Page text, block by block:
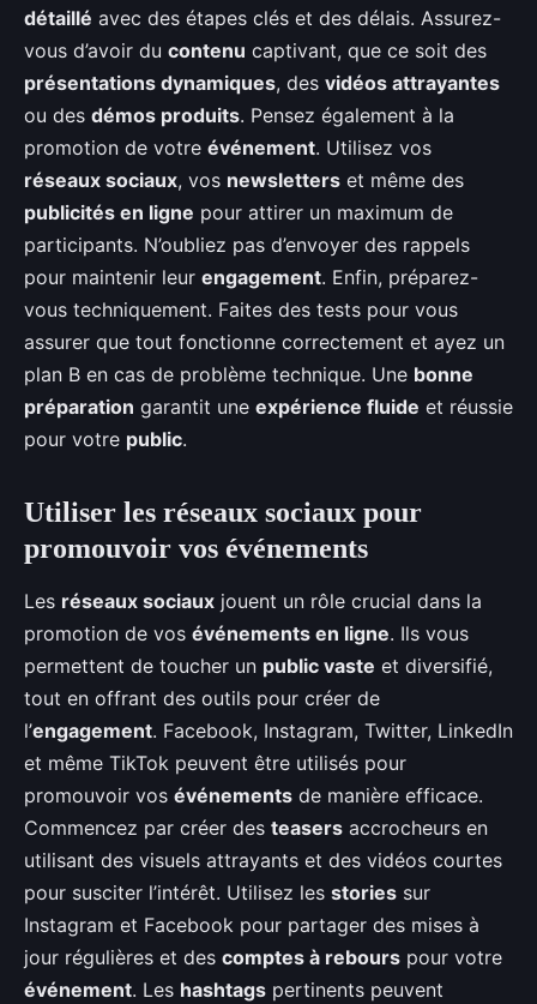
détaillé avec des étapes clés et des délais. Assurez-
vous d’avoir du contenu captivant, que ce soit des
présentations dynamiques, des vidéos attrayantes
ou des démos produits. Pensez également à la
promotion de votre événement. Utilisez vos
réseaux sociaux, vos newsletters et même des
publicités en ligne pour attirer un maximum de
participants. N’oubliez pas d’envoyer des rappels
pour maintenir leur engagement. Enfin, préparez-
vous techniquement. Faites des tests pour vous
assurer que tout fonctionne correctement et ayez un
plan B en cas de problème technique. Une bonne
préparation garantit une expérience fluide et réussie
pour votre public.
Utiliser les réseaux sociaux pour
promouvoir vos événements
Les réseaux sociaux jouent un rôle crucial dans la
promotion de vos événements en ligne. Ils vous
permettent de toucher un public vaste et diversifié,
tout en offrant des outils pour créer de
l’engagement. Facebook, Instagram, Twitter, LinkedIn
et même TikTok peuvent être utilisés pour
promouvoir vos événements de manière efficace.
Commencez par créer des teasers accrocheurs en
utilisant des visuels attrayants et des vidéos courtes
pour susciter l’intérêt. Utilisez les stories sur
Instagram et Facebook pour partager des mises à
jour régulières et des comptes à rebours pour votre
événement. Les hashtags pertinents peuvent